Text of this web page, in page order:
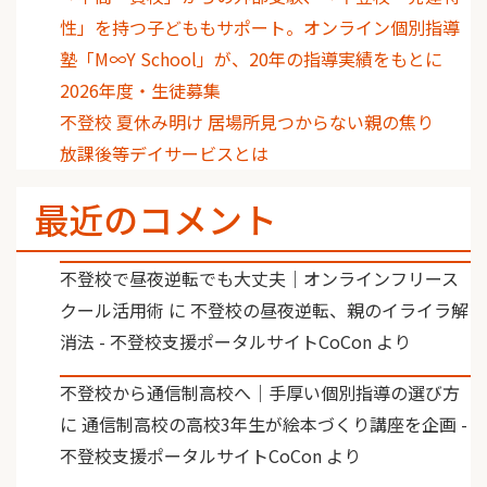
性」を持つ子どももサポート。オンライン個別指導
塾「M∞Y School」が、20年の指導実績をもとに
2026年度・生徒募集
不登校 夏休み明け 居場所見つからない親の焦り
放課後等デイサービスとは
最近のコメント
不登校で昼夜逆転でも大丈夫｜オンラインフリース
クール活用術 に 不登校の昼夜逆転、親のイライラ解
消法 - 不登校支援ポータルサイトCoCon より
不登校から通信制高校へ｜手厚い個別指導の選び方
に 通信制高校の高校3年生が絵本づくり講座を企画 -
不登校支援ポータルサイトCoCon より